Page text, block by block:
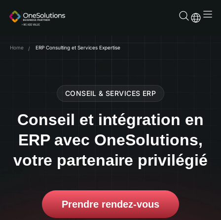
content
Home ERP Consulting et Services Expertise
CONSEIL & SERVICES ERP
Conseil et intégration en
ERP avec OneSolutions,
votre partenaire privilégié
Prendre rendez-vous